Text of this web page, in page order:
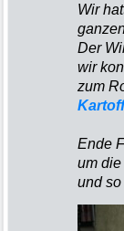
Wir
Der
wir
zum
Ende
um
und